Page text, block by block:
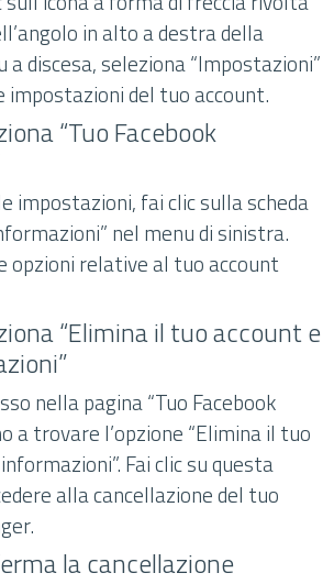
in alto a destra della
a discesa, seleziona “Impostazioni”
impostazioni del tuo account.
“Tuo Facebook
impostazioni, fai clic sulla scheda
nel menu di sinistra.
opzioni relative al tuo account
“Elimina il tuo account e
nella pagina “Tuo Facebook
a trovare l’opzione “Elimina il tuo
Fai clic su questa
alla cancellazione del tuo
la cancellazione